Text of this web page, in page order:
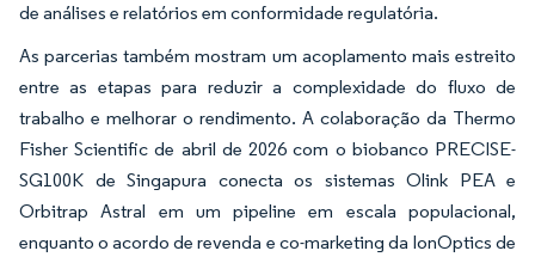
de análises e relatórios em conformidade regulatória.
As parcerias também mostram um acoplamento mais estreito
entre as etapas para reduzir a complexidade do fluxo de
trabalho e melhorar o rendimento. A colaboração da Thermo
Fisher Scientific de abril de 2026 com o biobanco PRECISE-
SG100K de Singapura conecta os sistemas Olink PEA e
Orbitrap Astral em um pipeline em escala populacional,
enquanto o acordo de revenda e co-marketing da IonOptics de